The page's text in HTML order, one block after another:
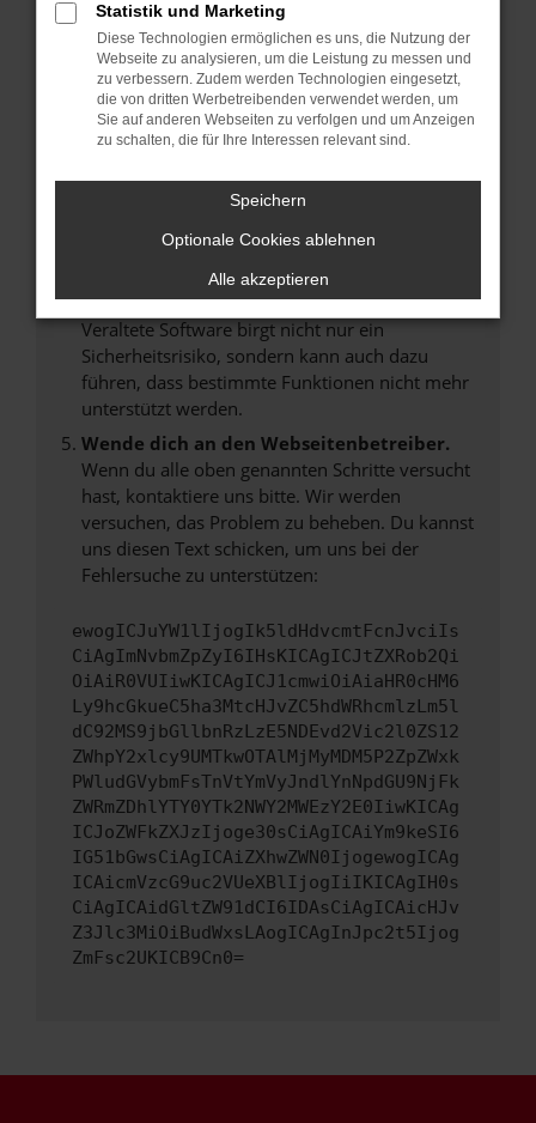
Manche Erweiterungen, wie Werbeblocker,
können das Laden bestimmter Seiten
verhindern. Funktioniert die Seite in einem
anderen Browser oder in einem privaten
Fenster?
Das kann manchmal helfen, vorübergehende
Probleme zu beheben.
Stelle sicher, dass dein Browser und dein
Betriebssystem auf dem neuesten Stand
sind.
Veraltete Software birgt nicht nur ein
Sicherheitsrisiko, sondern kann auch dazu
führen, dass bestimmte Funktionen nicht mehr
unterstützt werden.
Wende dich an den Webseitenbetreiber.
Wenn du alle oben genannten Schritte versucht
hast, kontaktiere uns bitte. Wir werden
versuchen, das Problem zu beheben. Du kannst
uns diesen Text schicken, um uns bei der
Fehlersuche zu unterstützen:
ewogICJuYW1lIjogIk5ldHdvcmtFcnJvciIs
CiAgImNvbmZpZyI6IHsKICAgICJtZXRob2Qi
OiAiR0VUIiwKICAgICJ1cmwiOiAiaHR0cHM6
Ly9hcGkueC5ha3MtcHJvZC5hdWRhcmlzLm5l
dC92MS9jbGllbnRzLzE5NDEvd2Vic2l0ZS12
ZWhpY2xlcy9UMTkwOTAlMjMyMDM5P2ZpZWxk
PWludGVybmFsTnVtYmVyJndlYnNpdGU9NjFk
ZWRmZDhlYTY0YTk2NWY2MWEzY2E0IiwKICAg
ICJoZWFkZXJzIjoge30sCiAgICAiYm9keSI6
IG51bGwsCiAgICAiZXhwZWN0IjogewogICAg
ICAicmVzcG9uc2VUeXBlIjogIiIKICAgIH0s
CiAgICAidGltZW91dCI6IDAsCiAgICAicHJv
Z3Jlc3MiOiBudWxsLAogICAgInJpc2t5Ijog
ZmFsc2UKICB9Cn0=
Statistik und Marketing
Diese Technologien ermöglichen es uns, die Nutzung der
Webseite zu analysieren, um die Leistung zu messen und
zu verbessern. Zudem werden Technologien eingesetzt,
die von dritten Werbetreibenden verwendet werden, um
Sie auf anderen Webseiten zu verfolgen und um Anzeigen
zu schalten, die für Ihre Interessen relevant sind.
Speichern
Optionale Cookies ablehnen
Alle akzeptieren